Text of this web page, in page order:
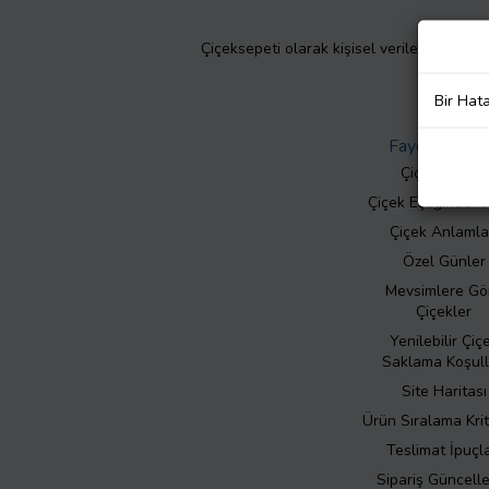
Çiçeksepeti olarak kişisel verilerinizin
Faydalı Bilgiler
Çiçek Bakımı
Çiçek Eşliğinde
Çiçek
Özel Günler
Mevsimlere
Çiçekler
Yenilebilir
Saklama
Site Haritası
Ürün Sıralama
Teslimat
Sipariş
Bir